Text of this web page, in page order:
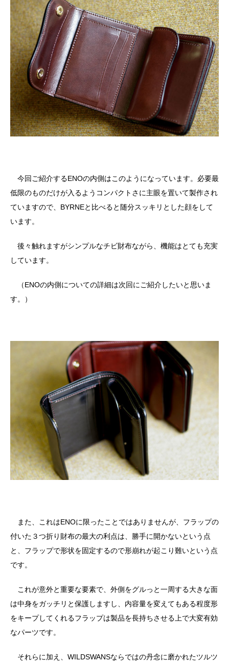
今回ご紹介するENOの内側はこのようになっています。必要最
低限のものだけが入るようコンパクトさに主眼を置いて製作され
ていますので、BYRNEと比べると随分スッキリとした顔をして
います。
後々触れますがシンプルなチビ財布ながら、機能はとても充実
しています。
（ENOの内側についての詳細は次回にご紹介したいと思いま
す。）
また、これはENOに限ったことではありませんが、フラップの
付いた３つ折り財布の最大の利点は、勝手に開かないという点
と、フラップで形状を固定するので形崩れが起こり難いという点
です。
これが意外と重要な要素で、外側をグルっと一周する大きな面
は中身をガッチリと保護しますし、内容量を変えてもある程度形
をキープしてくれるフラップは製品を長持ちさせる上で大変有効
なパーツです。
それらに加え、WILDSWANSならではの丹念に磨かれたツルツ